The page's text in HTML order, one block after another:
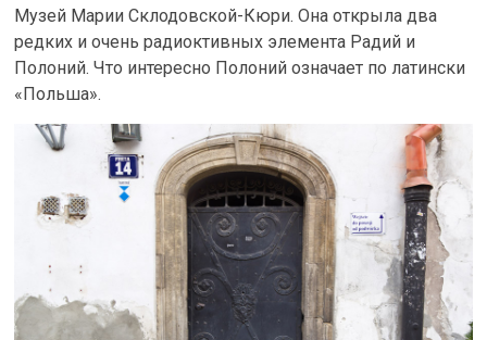
Музей Марии Склодовской-Кюри. Она открыла два
редких и очень радиоктивных элемента Радий и
Полоний. Что интересно Полоний означает по латински
«Польша».